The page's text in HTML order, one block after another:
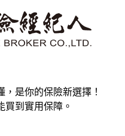
，是你的保險新選擇！
買到實用保障。